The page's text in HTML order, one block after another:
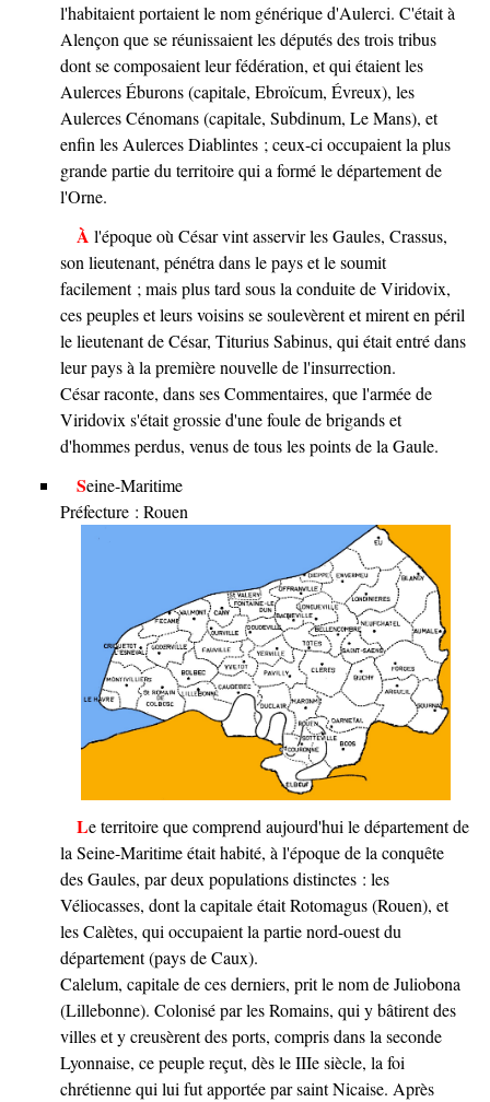
l'habitaient portaient le nom générique d'Aulerci. C'était à
Alençon que se réunissaient les députés des trois tribus
dont se composaient leur fédération, et qui étaient les
Aulerces Éburons (capitale, Ebroïcum, Évreux), les
Aulerces Cénomans (capitale, Subdinum, Le Mans), et
enfin les Aulerces Diablintes ; ceux-ci occupaient la plus
grande partie du territoire qui a formé le département de
l'Orne.
À l'époque où César vint asservir les Gaules, Crassus,
son lieutenant, pénétra dans le pays et le soumit
facilement ; mais plus tard sous la conduite de Viridovix,
ces peuples et leurs voisins se soulevèrent et mirent en péril
le lieutenant de César, Titurius Sabinus, qui était entré dans
leur pays à la première nouvelle de l'insurrection.
César raconte, dans ses Commentaires, que l'armée de
Viridovix s'était grossie d'une foule de brigands et
d'hommes perdus, venus de tous les points de la Gaule.
Seine-Maritime
Préfecture : Rouen
Le territoire que comprend aujourd'hui le département de
la Seine-Maritime était habité, à l'époque de la conquête
des Gaules, par deux populations distinctes : les
Véliocasses, dont la capitale était Rotomagus (Rouen), et
les Calètes, qui occupaient la partie nord-ouest du
département (pays de Caux).
Calelum, capitale de ces derniers, prit le nom de Juliobona
(Lillebonne). Colonisé par les Romains, qui y bâtirent des
villes et y creusèrent des ports, compris dans la seconde
Lyonnaise, ce peuple reçut, dès le IIIe siècle, la foi
chrétienne qui lui fut apportée par saint Nicaise. Après